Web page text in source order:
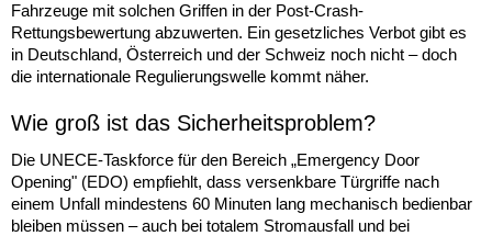
Fahrzeuge mit solchen Griffen in der Post-Crash-
Rettungsbewertung abzuwerten. Ein gesetzliches Verbot gibt es
in Deutschland, Österreich und der Schweiz noch nicht – doch
die internationale Regulierungswelle kommt näher.
Wie groß ist das Sicherheitsproblem?
Die UNECE-Taskforce für den Bereich „Emergency Door
Opening" (EDO) empfiehlt, dass versenkbare Türgriffe nach
einem Unfall mindestens 60 Minuten lang mechanisch bedienbar
bleiben müssen – auch bei totalem Stromausfall und bei